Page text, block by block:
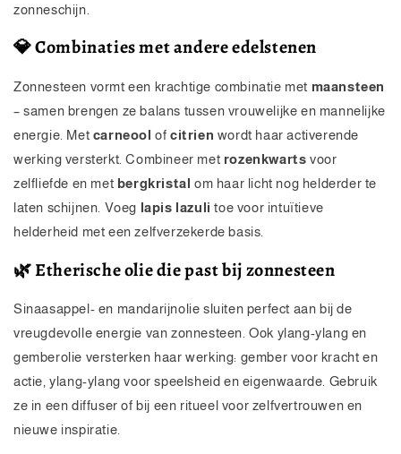
zonneschijn.
💎 Combinaties met andere edelstenen
Zonnesteen vormt een krachtige combinatie met maansteen
– samen brengen ze balans tussen vrouwelijke en mannelijke
energie. Met carneool ofcitrien wordt haar activerende
werking versterkt. Combineer met rozenkwarts voor
zelfliefde en met bergkristal om haar licht nog helderder te
laten schijnen. Voeg lapis lazuli toe voor intuïtieve
helderheid met een zelfverzekerde basis.
🌿 Etherische olie die past bij zonnesteen
Sinaasappel- en mandarijnolie sluiten perfect aan bij de
vreugdevolle energie van zonnesteen. Ook ylang-ylang en
gemberolie versterken haar werking: gember voor kracht en
actie, ylang-ylang voor speelsheid en eigenwaarde. Gebruik
ze in een diffuser of bij een ritueel voor zelfvertrouwen en
nieuwe inspiratie.